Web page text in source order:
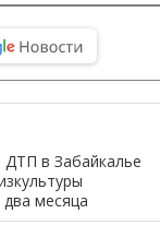
ДТП в Забайкалье
месяца